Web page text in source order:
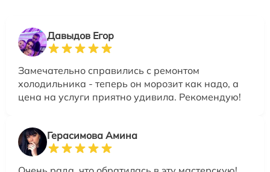
Давыдов Егор
Замечательно справились с ремонтом
холодильника - теперь он морозит как надо, а
цена на услуги приятно удивила. Рекомендую!
Герасимова Амина